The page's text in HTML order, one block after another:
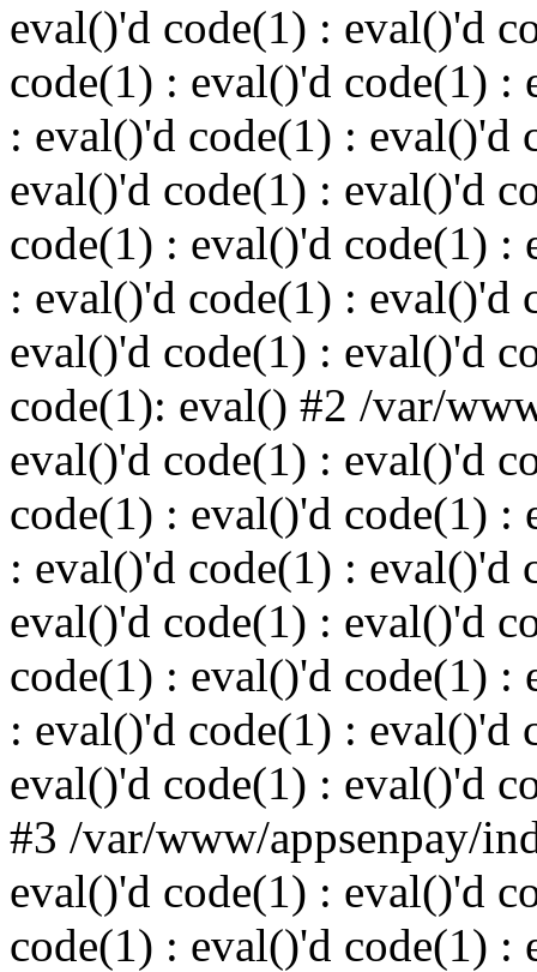
eval()'d code(1) : eval()'d
code(1) : eval()'d code(1) :
: eval()'d code(1) : eval()'d
eval()'d code(1) : eval()'d
code(1) : eval()'d code(1) :
: eval()'d code(1) : eval()'d
eval()'d code(1) : eval()'d
code(1): eval() #2 /var/
eval()'d code(1) : eval()'d
code(1) : eval()'d code(1) :
: eval()'d code(1) : eval()'d
eval()'d code(1) : eval()'d
code(1) : eval()'d code(1) :
: eval()'d code(1) : eval()'d
eval()'d code(1) : eval()'d
#3 /var/www/appsenpay/
eval()'d code(1) : eval()'d
code(1) : eval()'d code(1) :